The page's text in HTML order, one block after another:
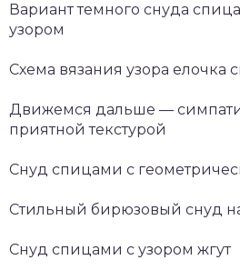
Вариант темного снуда
узором
Схема вязания узора елочка
Движемся дальше —
приятной текстурой
Снуд спицами с
Стильный бирюзовый снуд
Снуд спицами с узором жгут